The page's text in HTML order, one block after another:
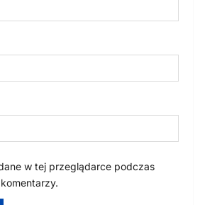
w tej przeglądarce podczas